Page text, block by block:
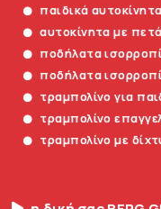
παιδικά
αυτοκίνητα με
ποδήλατα
ποδήλατα
τραμπολίνο για
τραμπολίνο
τραμπολίνο με